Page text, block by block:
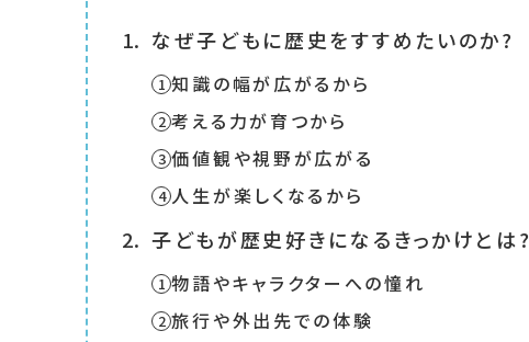
なぜ子どもに歴史をすすめたいのか?
知識の幅が広がるから
考える力が育つから
価値観や視野が広がる
人生が楽しくなるから
子どもが歴史好きになるきっかけとは?
物語やキャラクターへの憧れ
旅行や外出先での体験